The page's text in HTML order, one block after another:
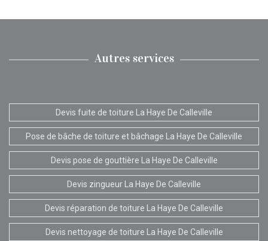
Autres services
Devis fuite de toiture La Haye De Calleville
Pose de bâche de toiture et bâchage La Haye De Calleville
Devis pose de gouttière La Haye De Calleville
Devis zingueur La Haye De Calleville
Devis réparation de toiture La Haye De Calleville
Devis nettoyage de toiture La Haye De Calleville